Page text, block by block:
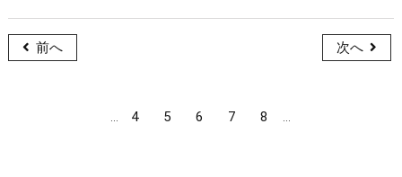
前へ
4 5 6 7 8
次へ